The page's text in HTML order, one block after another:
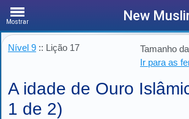
Mostrar New
Nível 9 :: Lição 17
Tamanho
Ir para as
A idade de Ouro
1 de 2)